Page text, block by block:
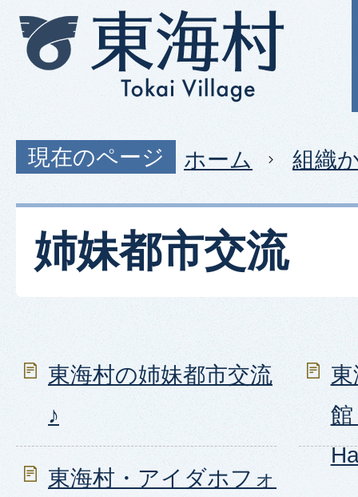
現在のページ ホーム 組織
姉妹都市交流
東海村の姉妹都市交流
♪
館
東海村・アイダホフォ